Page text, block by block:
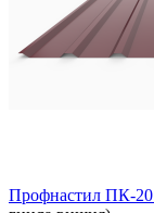
Профнастил ПК-20